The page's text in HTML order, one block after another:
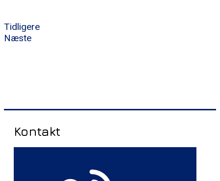
Tidligere
Næste
Kontakt